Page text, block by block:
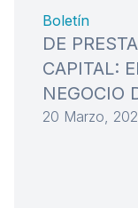
Boletín
DE
CAPITAL:
NEGOCIO
20 Marzo,